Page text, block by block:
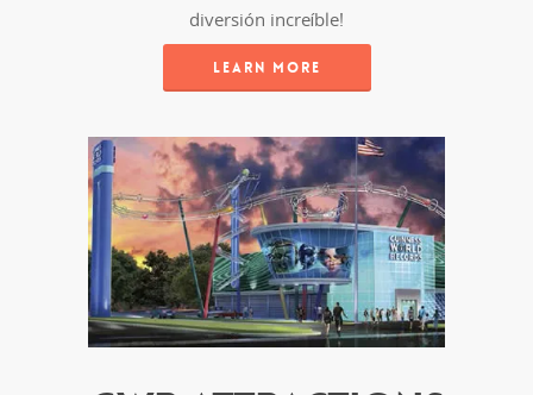
diversión increíble!
LEARN MORE